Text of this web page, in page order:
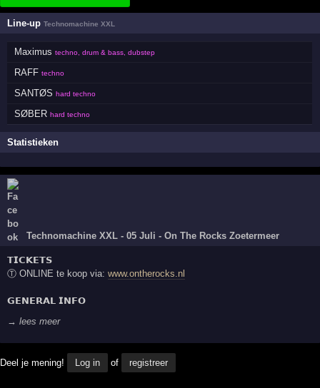
Line-upTechnomachine XXL
Maximus techno, drum & bass, dubstep
RAFF techno
SANTØS hard techno
SØBER hard techno
Statistieken
Technomachine XXL - 05 Juli - On The Rocks Zoetermeer
𝗧𝗜𝗖𝗞𝗘𝗧𝗦
Ⓣ ONLINE te koop via:www.ontherocks.nl
𝗚𝗘𝗡𝗘𝗥𝗔𝗟 𝗜𝗡𝗙𝗢
→ lees meer
Deel je mening! Log in of registreer